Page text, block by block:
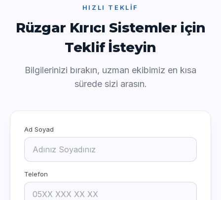
HIZLI TEKLIF
Rüzgar Kırıcı Sistemler için
Teklif İsteyin
Bilgilerinizi bırakın, uzman ekibimiz en kısa
sürede sizi arasın.
Ad Soyad
Telefon